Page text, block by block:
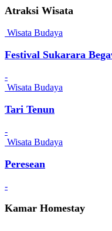
Atraksi Wisata
Wisata Budaya
Festival Sukarara
-
Wisata Budaya
Tari Tenun
-
Wisata Budaya
Peresean
-
Kamar Homestay